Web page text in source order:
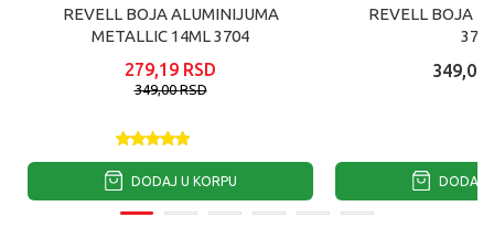
REVELL BOJA ALUMINIJUMA
METALLIC 14ML 3704
279,19 RSD
349,00RSD
DODAJ U KORPU
REVELL BOJA
349,00
DODAJ